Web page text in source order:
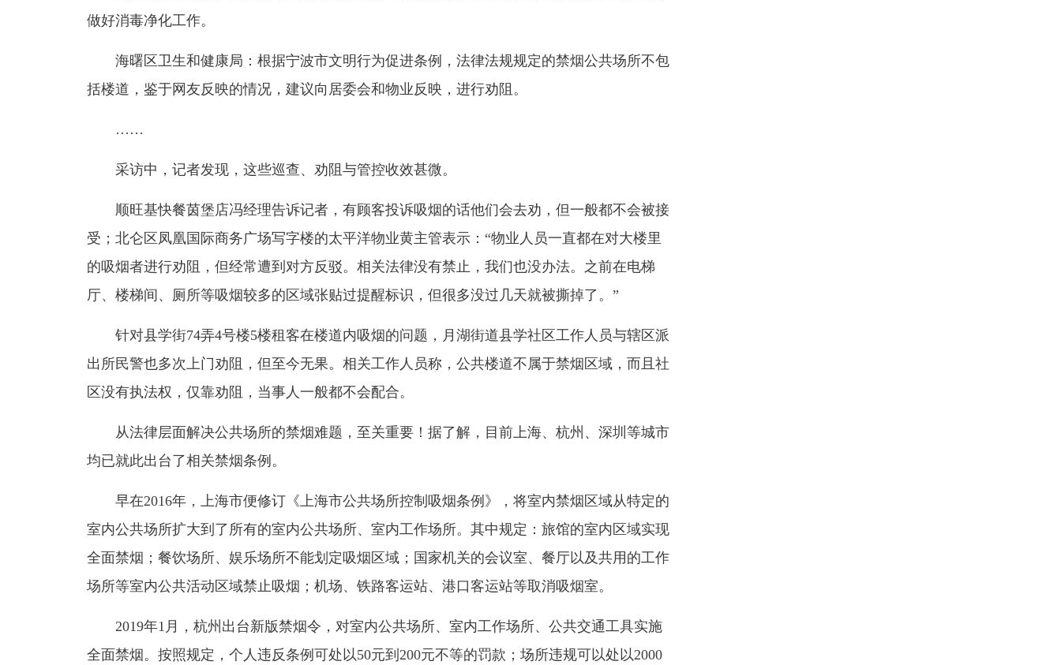
做好消毒净化工作。
海曙区卫生和健康局：根据宁波市文明行为促进条例，法律法规规定的禁烟公共场所不包
括楼道，鉴于网友反映的情况，建议向居委会和物业反映，进行劝阻。
……
采访中，记者发现，这些巡查、劝阻与管控收效甚微。
顺旺基快餐茵堡店冯经理告诉记者，有顾客投诉吸烟的话他们会去劝，但一般都不会被接
受；北仑区凤凰国际商务广场写字楼的太平洋物业黄主管表示：“物业人员一直都在对大楼里
的吸烟者进行劝阻，但经常遭到对方反驳。相关法律没有禁止，我们也没办法。之前在电梯
厅、楼梯间、厕所等吸烟较多的区域张贴过提醒标识，但很多没过几天就被撕掉了。”
针对县学街74弄4号楼5楼租客在楼道内吸烟的问题，月湖街道县学社区工作人员与辖区派
出所民警也多次上门劝阻，但至今无果。相关工作人员称，公共楼道不属于禁烟区域，而且社
区没有执法权，仅靠劝阻，当事人一般都不会配合。
从法律层面解决公共场所的禁烟难题，至关重要！据了解，目前上海、杭州、深圳等城市
均已就此出台了相关禁烟条例。
早在2016年，上海市便修订《上海市公共场所控制吸烟条例》，将室内禁烟区域从特定的
室内公共场所扩大到了所有的室内公共场所、室内工作场所。其中规定：旅馆的室内区域实现
全面禁烟；餐饮场所、娱乐场所不能划定吸烟区域；国家机关的会议室、餐厅以及共用的工作
场所等室内公共活动区域禁止吸烟；机场、铁路客运站、港口客运站等取消吸烟室。
2019年1月，杭州出台新版禁烟令，对室内公共场所、室内工作场所、公共交通工具实施
全面禁烟。按照规定，个人违反条例可处以50元到200元不等的罚款；场所违规可以处以2000